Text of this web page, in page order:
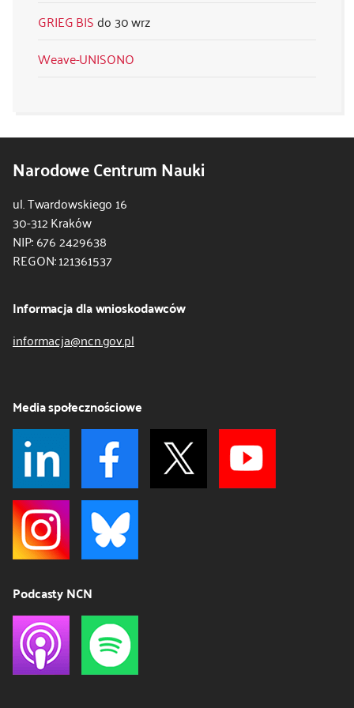
GRIEG BIS
30 wrz
Weave-UNISONO
Narodowe Centrum Nauki
ul. Twardowskiego 16
30-312 Kraków
NIP: 676 2429638
REGON: 121361537
Informacja dla wnioskodawców
informacja@ncn.gov.pl
Media społecznościowe
Podcasty NCN